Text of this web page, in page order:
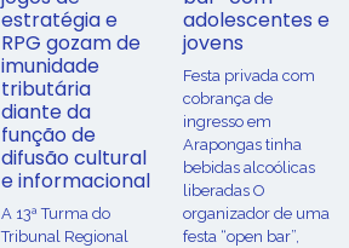
estratégia e
RPG gozam de
imunidade
tributária
diante da
função de
difusão cultural
e informacional
A 13ª Turma do
Tribunal Regional
adolescentes e
jovens
Festa privada com
cobrança de
ingresso em
Arapongas tinha
bebidas alcoólicas
liberadas O
organizador de uma
festa “open bar”,